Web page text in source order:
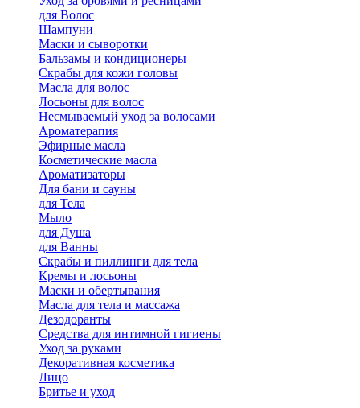
для Волос
Шампуни
Маски и сыворотки
Бальзамы и кондиционеры
Скрабы для кожи головы
Масла для волос
Лосьоны для волос
Несмываемый уход за волосами
Ароматерапия
Эфирные масла
Косметические масла
Ароматизаторы
Для бани и сауны
для Тела
Мыло
для Душа
для Ванны
Скрабы и пиллинги для тела
Кремы и лосьоны
Маски и обертывания
Масла для тела и массажа
Дезодоранты
Средства для интимной гигиены
Уход за руками
Декоративная косметика
Лицо
Бритье и уход